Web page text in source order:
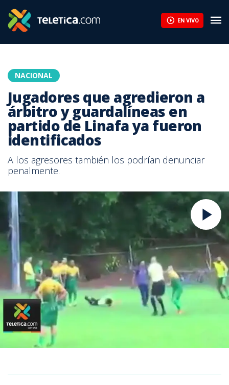
EN VIVO
NACIONAL
Jugadores que agredieron a
árbitro y guardalíneas en
partido de Linafa ya fueron
identificados
A los agresores también los podrían denunciar
penalmente.